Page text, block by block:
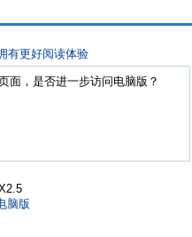
有更好阅读体验
面，是否进一步访问电脑版？
脑版